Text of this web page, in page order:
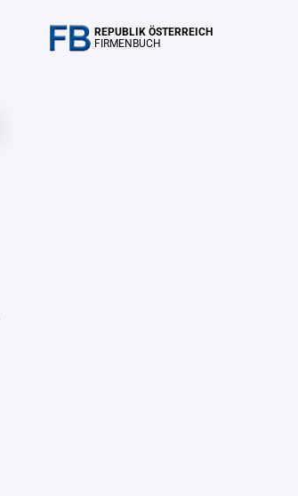
REPUBLIK ÖSTERREICH
FIRMENBUCH